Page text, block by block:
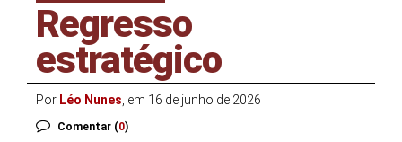
Regresso
estratégico
Por Léo Nunes , em 16 de junho de 2026
Comentar (0)